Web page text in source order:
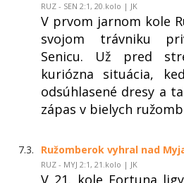
RUZ - SEN 2:1, 20.kolo | JK
V prvom jarnom kole
svojom trávniku
Senicu. Už pred
kuriózna situácia,
odsúhlasené dresy a
zápas v bielych
7.3. Ružomberok vyhral nad
RUZ - MYJ 2:1, 21.kolo | JK
V 21. kole Fortuna